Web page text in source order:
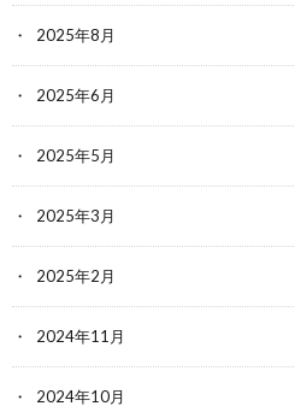
2025年8月
2025年6月
2025年5月
2025年3月
2025年2月
2024年11月
2024年10月